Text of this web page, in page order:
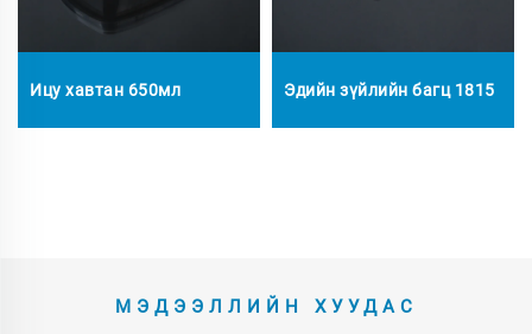
Ицу хавтан 650мл Эдийн зүйлийн багц 1815
МЭДЭЭЛЛИЙН ХУУДАС